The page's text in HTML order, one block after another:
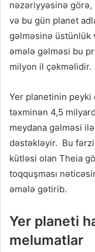
nəzəriyyəsinə görə,
və bu gün planet
gəlməsinə üstünlük
əmələ gəlməsi bu
milyon il çəkməlidir.
Yer planetinin peyki
təxminən 4,5
meydana gəlməsi
dəstəkləyir. Bu
kütləsi olan Theia
toqquşması
əmələ gətirib.
Yer planeti
melumatlar